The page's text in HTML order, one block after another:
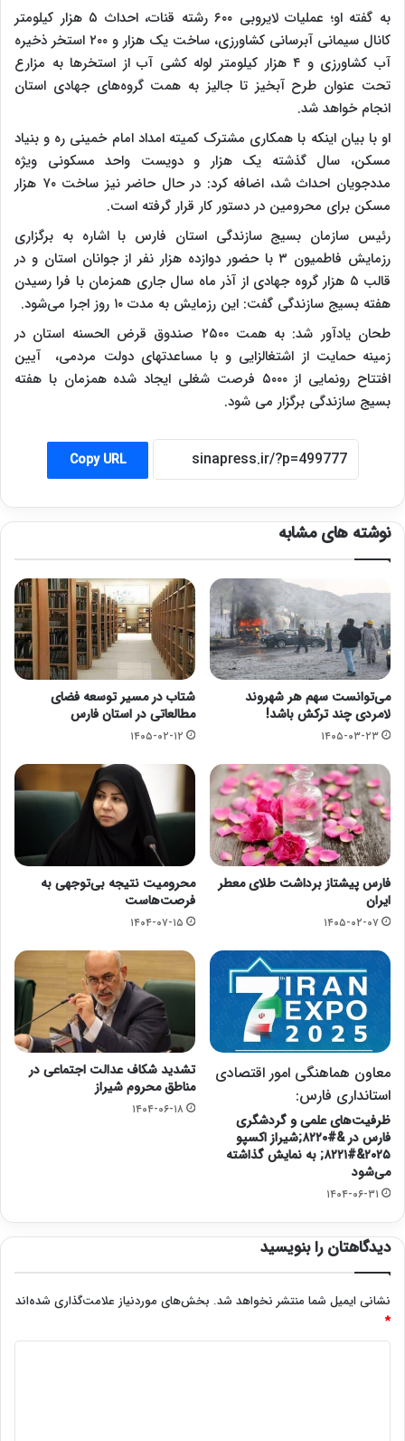
به گفته او؛ عملیات لایروبی ۶۰۰ رشته قنات، احداث ۵ هزار کیلومتر
کانال‌ سیمانی آبرسانی کشاورزی، ساخت یک هزار و ۲۰۰ استخر ذخیره
آب کشاورزی و ۴ هزار کیلومتر لوله کشی آب از استخرها به مزارع
تحت عنوان طرح آبخیز تا جالیز به همت گروه‌های جهادی استان
انجام خواهد شد.
او با بیان اینکه با همکاری مشترک کمیته امداد امام خمینی ره و بنیاد
مسکن، سال گذشته یک هزار و دویست واحد مسکونی ویژه
مددجویان احداث شد، اضافه کرد: در حال حاضر نیز ساخت ۷۰ هزار
مسکن برای محرومین در دستور کار قرار گرفته است.
رئیس سازمان بسیج سازندگی استان فارس با اشاره به برگزاری
رزمایش فاطمیون ۳ با حضور دوازده هزار نفر از جوانان استان و در
قالب ۵ هزار گروه جهادی از آذر ماه سال جاری همزمان با فرا رسیدن
هفته بسیج سازندگی گفت: این رزمایش به مدت ۱۰ روز اجرا می‌شود.
طحان یادآور شد: به همت ۲۵۰۰ صندوق قرض الحسنه استان در
زمینه حمایت از اشتغالزایی و با مساعدتهای دولت مردمی، آیین
افتتاح رونمایی از ۵۰۰۰ فرصت شغلی ایجاد شده همزمان با هفته
بسیج سازندگی برگزار می شود.
Copy URL
نوشته های مشابه
می‌توانست سهم هر شهروند
لامردی چند ترکش باشد!
۱۴۰۵-۰۳-۲۳
شتاب در مسیر توسعه فضای
مطالعاتی در استان فارس
۱۴۰۵-۰۲-۱۲
فارس پیشتاز برداشت طلای معطر
ایران
۱۴۰۵-۰۲-۰۷
محرومیت نتیجه بی‌توجهی به
فرصت‌هاست
۱۴۰۴-۰۷-۱۵
معاون هماهنگی امور اقتصادی
استانداری فارس:
ظرفیت‌های علمی و گردشگری
فارس در &#۸۲۲۰;شیراز اکسپو
۲۰۲۵&#۸۲۲۱; به نمایش گذاشته
می‌شود
۱۴۰۴-۰۶-۳۱
تشدید شکاف عدالت اجتماعی در
مناطق محروم شیراز
۱۴۰۴-۰۶-۱۸
دیدگاهتان را بنویسید
نشانی ایمیل شما منتشر نخواهد شد. بخش‌های موردنیاز علامت‌گذاری شده‌اند
*